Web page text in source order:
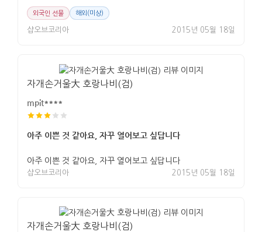
외국인 선물 해외(미상)
샵오브코리아 2015년 05월 18일
자개손거울大 호랑나비(검)
mpit****
아주 이쁜 것 같아요, 자꾸 열어보고 싶답니다
아주 이쁜 것 같아요, 자꾸 열어보고 싶답니다
샵오브코리아 2015년 05월 18일
자개손거울大 호랑나비(검)